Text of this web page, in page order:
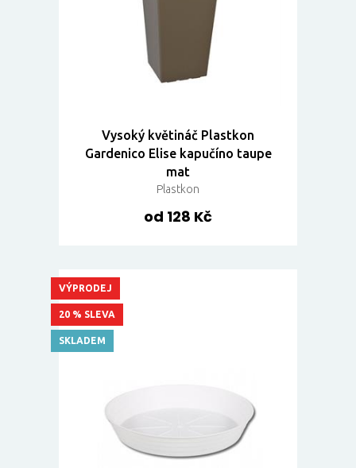
Vysoký květináč Plastkon
Gardenico Elise kapučíno taupe
mat
Plastkon
od 128 Kč
VÝPRODEJ
20 % SLEVA
SKLADEM